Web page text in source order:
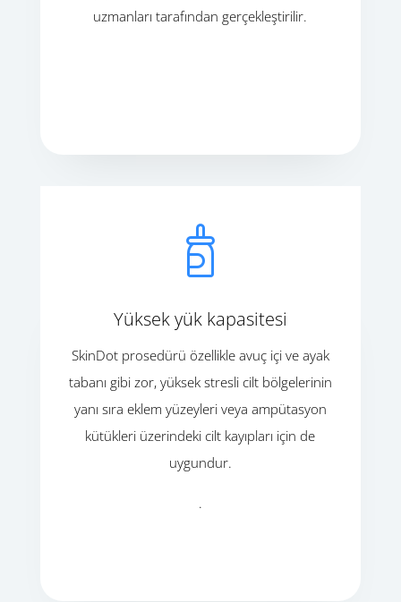
uzmanları tarafından gerçekleştirilir.
Yüksek yük kapasitesi
SkinDot prosedürü özellikle avuç içi ve ayak
tabanı gibi zor, yüksek stresli cilt bölgelerinin
yanı sıra eklem yüzeyleri veya ampütasyon
kütükleri üzerindeki cilt kayıpları için de
uygundur.
.